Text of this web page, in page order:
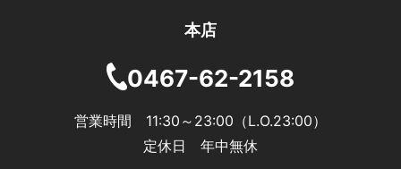
本店
0467-62-2158
営業時間 11:30～23:00（L.O.23:00）
定休日 年中無休